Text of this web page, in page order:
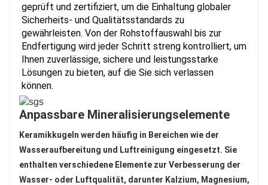
geprüft und zertifiziert, um die Einhaltung globaler
Sicherheits- und Qualitätsstandards zu
gewährleisten. Von der Rohstoffauswahl bis zur
Endfertigung wird jeder Schritt streng kontrolliert, um
Ihnen zuverlässige, sichere und leistungsstarke
Lösungen zu bieten, auf die Sie sich verlassen
können.
Anpassbare Mineralisierungselemente
Keramikkugeln werden häufig in Bereichen wie der
Wasseraufbereitung und Luftreinigung eingesetzt. Sie
enthalten verschiedene Elemente zur Verbesserung der
Wasser- oder Luftqualität, darunter Kalzium, Magnesium,